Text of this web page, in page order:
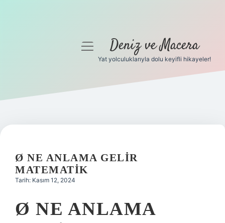
Gizlilik Politikası
Yasal Uyarı
menüyüDeniz ve Macera
Yat yolculuklarıyla dolu keyifli hikayeler!
Ø NE ANLAMA GELIR
MATEMATIK
Tarih: Kasım 12, 2024
Ø NE ANLAMA